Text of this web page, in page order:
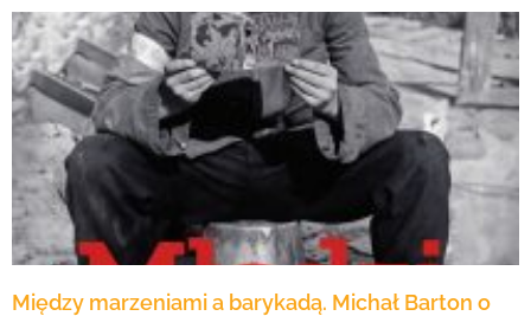
Między marzeniami a barykadą. Michał Barton o